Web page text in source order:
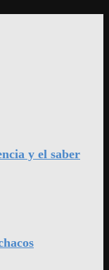
y el saber